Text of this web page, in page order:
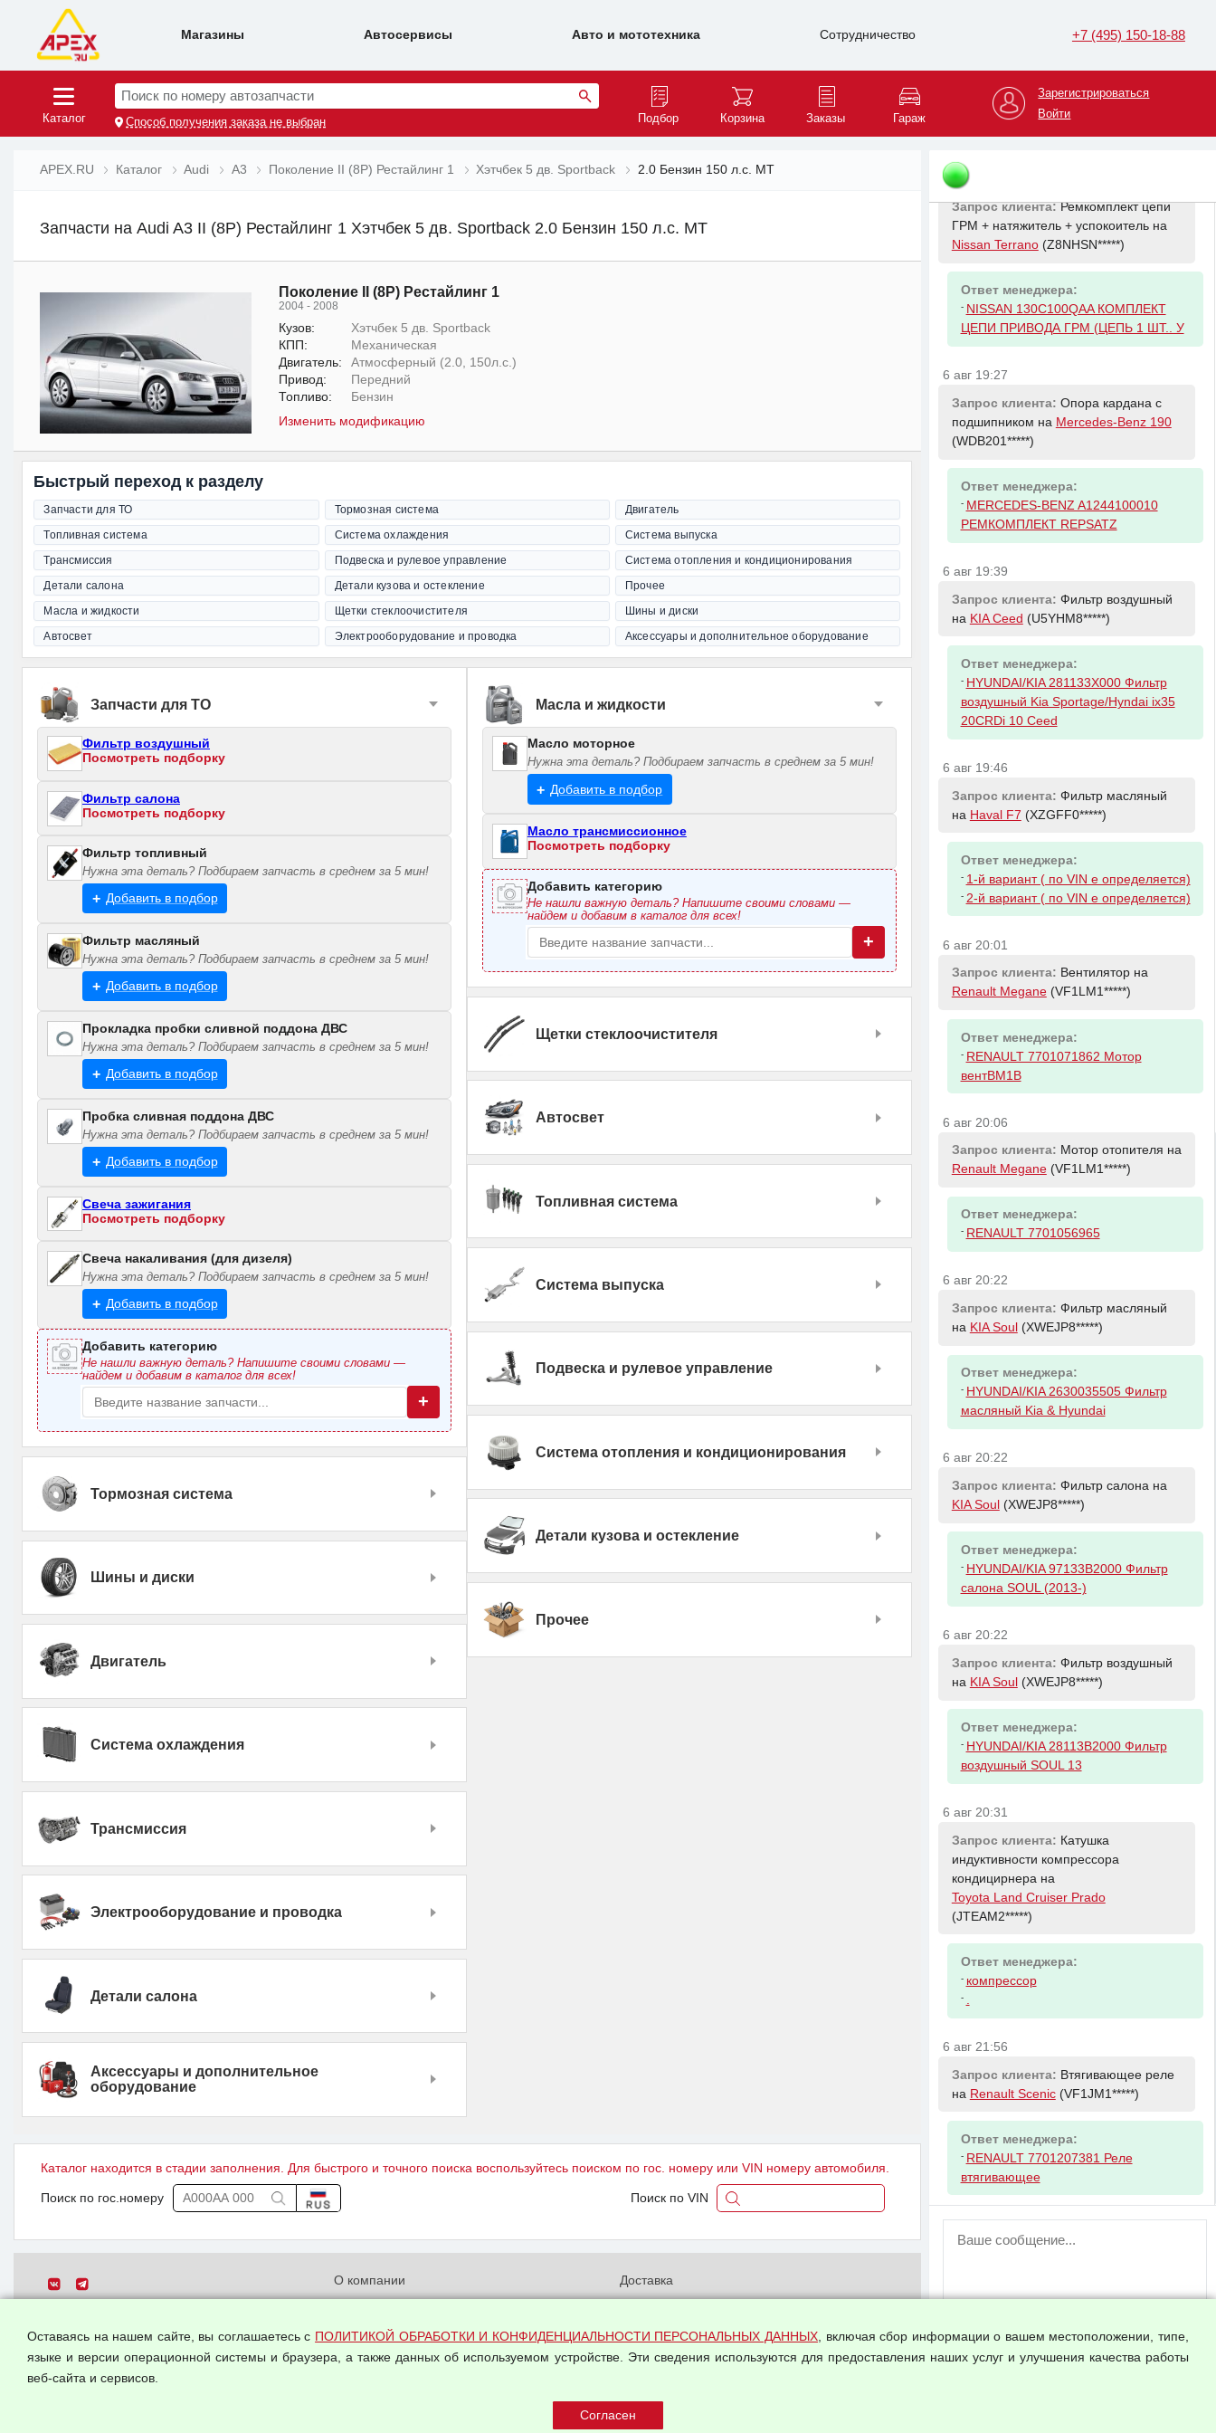
Магазины Автосервисы Авто и мототехника Сотрудничество +7 (495) 150-18-88
Каталог
Поиск по номеру автозапчасти
Способ получения заказа не выбран Подбор Корзина Заказы Гараж
Зарегистрироваться
Войти
APEX.RU Каталог Audi A3 Поколение II (8P) Рестайлинг 1 Хэтчбек 5 дв. Sportback 2.0 Бензин 150 л.с. MT
Запчасти на Audi A3 II (8P) Рестайлинг 1 Хэтчбек 5 дв. Sportback 2.0 Бензин 150 л.с. MT
Поколение II (8P) Рестайлинг 1
2004 - 2008
Кузов:
Хэтчбек 5 дв. Sportback
КПП:
Механическая
Двигатель:
Атмосферный (2.0, 150л.с.)
Привод:
Передний
Топливо:
Бензин
Изменить модификацию
Быстрый переход к разделу
Запчасти для ТО Тормозная система
Двигатель
Топливная система
Система охлаждения
Система выпуска
Трансмиссия
Подвеска и рулевое управление
Система отопления и кондиционирования
Детали салона
Детали кузова и остекление
Прочее
Масла и жидкости
Щетки стеклоочистителя
Шины и диски
Автосвет
Электрооборудование и проводка Аксессуары и дополнительное оборудование
Запчасти для ТО
Фильтр воздушный
Посмотреть подборку
Фильтр салона
Посмотреть подборку
Фильтр топливный
Нужна эта деталь? Подбираем запчасть в среднем за 5 мин!
Добавить в подбор
Фильтр масляный
Нужна эта деталь? Подбираем запчасть в среднем за 5 мин!
Добавить в подбор
Прокладка пробки сливной поддона ДВС
Нужна эта деталь? Подбираем запчасть в среднем за 5 мин!
Добавить в подбор
Пробка сливная поддона ДВС
Нужна эта деталь? Подбираем запчасть в среднем за 5 мин!
Добавить в подбор
Свеча зажигания
Посмотреть подборку
Свеча накаливания (для дизеля)
Нужна эта деталь? Подбираем запчасть в среднем за 5 мин!
Добавить в подбор
Добавить категорию
Не нашли важную деталь? Напишите своими словами —
найдем и добавим в каталог для всех!
+
Тормозная система
Шины и диски
Двигатель
Система охлаждения
Трансмиссия
Электрооборудование и проводка
Детали салона
Аксессуары и дополнительное
оборудование
Масла и жидкости
Масло моторное
Нужна эта деталь? Подбираем запчасть в среднем за 5 мин!
Добавить в подбор
Масло трансмиссионное
Посмотреть подборку
Добавить категорию
Не нашли важную деталь? Напишите своими словами —
найдем и добавим в каталог для всех!
+
Щетки стеклоочистителя
Автосвет
Топливная система
Система выпуска
Подвеска и рулевое управление
Система отопления и кондиционирования
Детали кузова и остекление
Прочее
Каталог находится в стадии заполнения. Для быстрого и точного поиска воспользуйтесь поиском по гос. номеру или VIN номеру автомобиля.
Поиск по гос.номеру Поиск по VIN
Все права защищены.
О компании
данных
Доставка
Оплата и возвраты
Арендодателям
Оставаясь на нашем сайте, вы соглашаетесь с ПОЛИТИКОЙ ОБРАБОТКИ И КОНФИДЕНЦИАЛЬНОСТИ ПЕРСОНАЛЬНЫХ ДАННЫХ, включая сбор информации о вашем местоположении, типе,
языке и версии операционной системы и браузера, а также данных об используемом устройстве. Эти сведения используются для предоставления наших услуг и улучшения качества работы
веб-сайта и сервисов.
(Z8NHSN*****)
Ответ менеджера:
NISSAN 1172000Q8B РЕМЕНЬ
ПРИВОДНОЙ. С ДЛИННОЙ
6 авг 19:24
Запрос клиента:Ремкомплект цепи
ГРМ + натяжитель + успокоитель на
Nissan Terrano(Z8NHSN*****)
Ответ менеджера:
- NISSAN 130C100QAA КОМПЛЕКТ
ЦЕПИ ПРИВОДА ГРМ (ЦЕПЬ 1 ШТ.. У
6 авг 19:27
Запрос клиента: Опора кардана с
подшипником на Mercedes-Benz 190
(WDB201*****)
Ответ менеджера:
- MERCEDES-BENZ A1244100010
РЕМКОМПЛЕКТ REPSATZ
6 авг 19:39
Запрос клиента: Фильтр воздушный
на KIA Ceed (U5YHM8*****)
Ответ менеджера:
- HYUNDAI/KIA 281133X000 Фильтр
воздушный Kia Sportage/Hyndai ix35
20CRDi 10 Ceed
6 авг 19:46
Запрос клиента: Фильтр масляный
на Haval F7 (XZGFF0*****)
Ответ менеджера:
- 1-й вариант ( по VIN е определяется)
- 2-й вариант ( по VIN е определяется)
6 авг 20:01
Запрос клиента: Вентилятор на
Renault Megane(VF1LM1*****)
Ответ менеджера:
- RENAULT 7701071862 Мотор
вентBM1B
6 авг 20:06
Запрос клиента: Мотор отопителя на
Renault Megane(VF1LM1*****)
Ответ менеджера:
- RENAULT 7701056965
6 авг 20:22
Запрос клиента: Фильтр масляный
на KIA Soul (XWEJP8*****)
Ответ менеджера:
- HYUNDAI/KIA 2630035505 Фильтр
масляный Kia & Hyundai
6 авг 20:22
Запрос клиента: Фильтр салона на
KIA Soul (XWEJP8*****)
Ответ менеджера:
- HYUNDAI/KIA 97133B2000 Фильтр
салона SOUL (2013-)
6 авг 20:22
Запрос клиента: Фильтр воздушный
на KIA Soul (XWEJP8*****)
Ответ менеджера:
- HYUNDAI/KIA 28113B2000 Фильтр
воздушный SOUL 13
6 авг 20:31
Запрос клиента: Катушка
индуктивности компрессора
кондицирнера на
Toyota Land Cruiser Prado
(JTEAM2*****)
Ответ менеджера:
- компрессор
-
6 авг 21:56
Запрос клиента: Втягивающее реле
на Renault Scenic(VF1JM1*****)
Ответ менеджера:
- RENAULT 7701207381 Реле
втягивающее
ВНИМАНИЕ!
пользователей временно отключена!
аккаунт.